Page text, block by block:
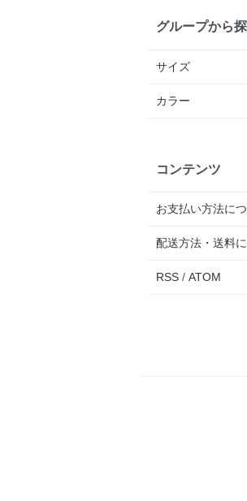
グループから
サイズ
カラー
コンテンツ
お支払い方法に
配送方法・送料
RSS / ATOM